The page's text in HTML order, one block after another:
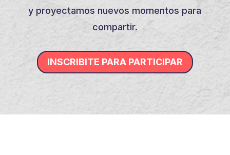
y proyectamos nuevos momentos para
compartir.
INSCRIBITE PARA PARTICIPAR